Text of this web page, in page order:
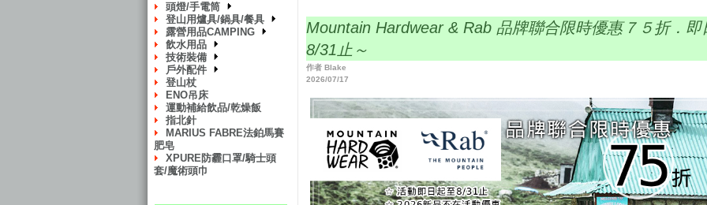
頭燈/手電筒
登山用爐具/鍋具/餐具
露營用品CAMPING
飲水用品
技術裝備
戶外配件
登山杖
ENO吊床
運動補給飲品/乾燥飯
指北針
MARIUS FABRE法鉑馬賽
肥皂
XPURE防霾口罩/騎士頭
套/魔術頭巾
Mountain Hardwear & Rab 品牌聯合限時優惠７５折．即
8/31止～
作者 Blake
2026/07/17